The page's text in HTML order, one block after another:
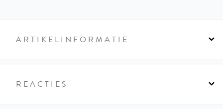
ARTIKELINFORMATIE
REACTIES